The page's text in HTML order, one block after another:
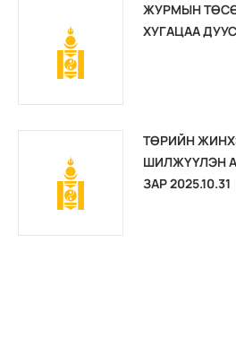
ЖУРМЫН
ХУГАЦАА
ТӨРИЙН
ШИЛЖҮҮЛЭН
ЗАР 2025.10.31